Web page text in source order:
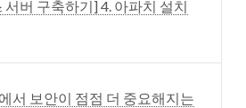
서버 구축하기] 4. 아파치 설치
서 보안이 점점 더 중요해지는